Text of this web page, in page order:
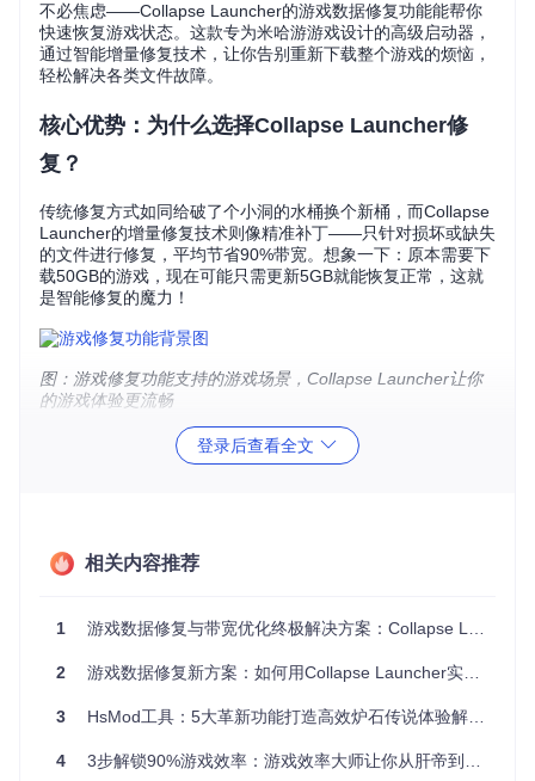
不必焦虑——Collapse Launcher的游戏数据修复功能能帮你
快速恢复游戏状态。这款专为米哈游游戏设计的高级启动器，
通过智能增量修复技术，让你告别重新下载整个游戏的烦恼，
轻松解决各类文件故障。
核心优势：为什么选择Collapse Launcher修
复？
传统修复方式如同给破了个小洞的水桶换个新桶，而Collapse
Launcher的增量修复技术则像精准补丁——只针对损坏或缺失
的文件进行修复，平均节省90%带宽。想象一下：原本需要下
载50GB的游戏，现在可能只需更新5GB就能恢复正常，这就
是智能修复的魔力！
图：游戏修复功能支持的游戏场景，Collapse Launcher让你
的游戏体验更流畅
故障排查准备：开始修复前的3件事
cher
目：
登录后查看全文
相关内容推荐
1 游戏数据修复与带宽优化终极解决方案：Collapse Launcher 技术指南
2 游戏数据修复新方案：如何用Collapse Launcher实现极速修复并节省90%流量
3 HsMod工具：5大革新功能打造高效炉石传说体验解决方案
4 3步解锁90%游戏效率：游戏效率大师让你从肝帝到休闲玩家的蜕变之路